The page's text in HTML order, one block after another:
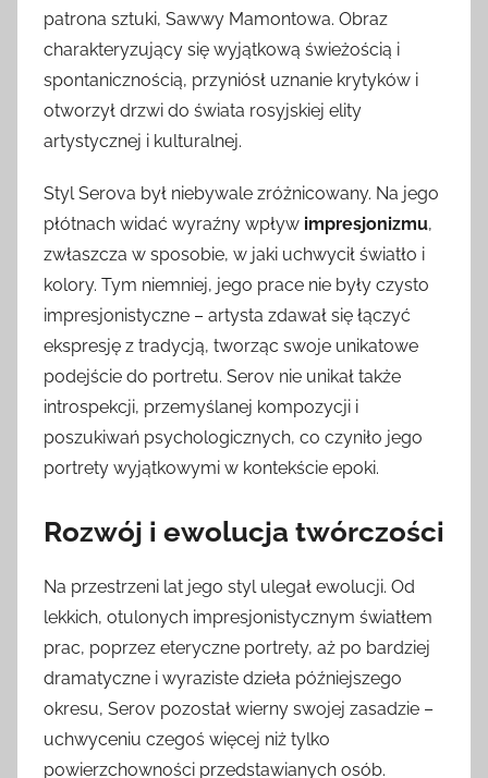
patrona sztuki, Sawwy Mamontowa. Obraz
charakteryzujący się wyjątkową świeżością i
spontanicznością, przyniósł uznanie krytyków i
otworzył drzwi do świata rosyjskiej elity
artystycznej i kulturalnej.
Styl Serova był niebywale zróżnicowany. Na jego
płótnach widać wyraźny wpływ impresjonizmu,
zwłaszcza w sposobie, w jaki uchwycił światło i
kolory. Tym niemniej, jego prace nie były czysto
impresjonistyczne – artysta zdawał się łączyć
ekspresję z tradycją, tworząc swoje unikatowe
podejście do portretu. Serov nie unikał także
introspekcji, przemyślanej kompozycji i
poszukiwań psychologicznych, co czyniło jego
portrety wyjątkowymi w kontekście epoki.
Rozwój i ewolucja twórczości
Na przestrzeni lat jego styl ulegał ewolucji. Od
lekkich, otulonych impresjonistycznym światłem
prac, poprzez eteryczne portrety, aż po bardziej
dramatyczne i wyraziste dzieła późniejszego
okresu, Serov pozostał wierny swojej zasadzie –
uchwyceniu czegoś więcej niż tylko
powierzchowności przedstawianych osób.